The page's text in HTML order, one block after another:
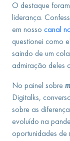
O destaque
liderança.
em nosso canal
questionei como
saindo de um
admiração deles
No painel sobre
Digitalks,
sobre as
evoluído na
oportunidades de